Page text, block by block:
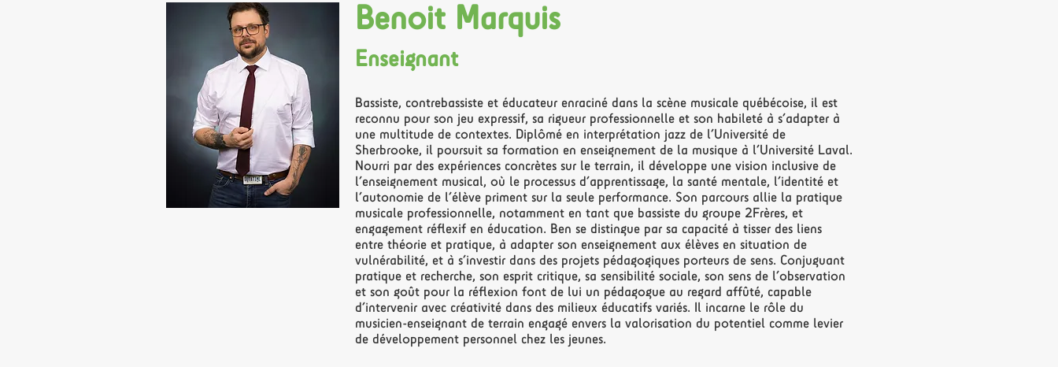
Benoit Marquis
Enseignant
Bassiste, contrebassiste et éducateur enraciné dans la scène musicale québécoise, il est
reconnu pour son jeu expressif, sa rigueur professionnelle et son habileté à s’adapter à
une multitude de contextes. Diplômé en interprétation jazz de l’Université de
Sherbrooke, il poursuit sa formation en enseignement de la musique à l’Université Laval.
Nourri par des expériences concrètes sur le terrain, il développe une vision inclusive de
l’enseignement musical, où le processus d’apprentissage, la santé mentale, l’identité et
l’autonomie de l’élève priment sur la seule performance. Son parcours allie la pratique
musicale professionnelle, notamment en tant que bassiste du groupe 2Frères, et
engagement réflexif en éducation. Ben se distingue par sa capacité à tisser des liens
entre théorie et pratique, à adapter son enseignement aux élèves en situation de
vulnérabilité, et à s’investir dans des projets pédagogiques porteurs de sens. Conjuguant
pratique et recherche, son esprit critique, sa sensibilité sociale, son sens de l’observation
et son goût pour la réflexion font de lui un pédagogue au regard affûté, capable
d’intervenir avec créativité dans des milieux éducatifs variés. Il incarne le rôle du
musicien-enseignant de terrain engagé envers la valorisation du potentiel comme levier
de développement personnel chez les jeunes.